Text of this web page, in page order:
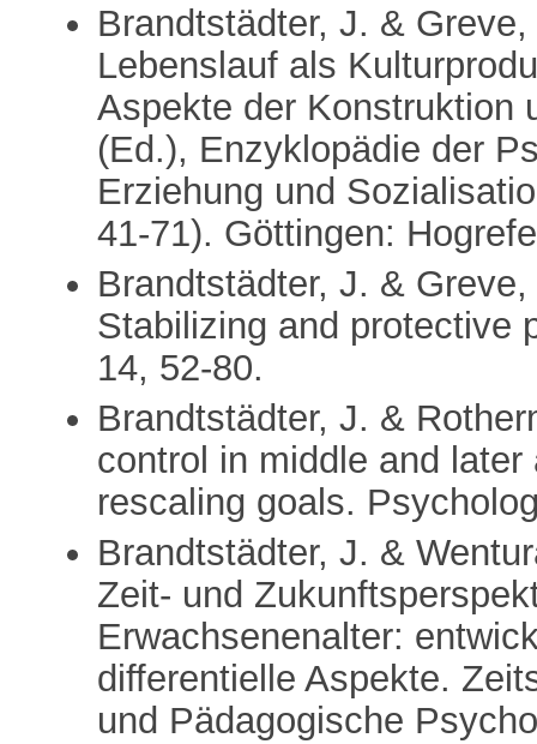
Brandtstädter, J. &
Lebenslauf als
Aspekte der Konstruktion
(Ed.), Enzyklopädie der
Erziehung und
41-71). Göttingen:
Brandtstädter, J. &
Stabilizing and protective
14, 52-80.
Brandtstädter, J. &
control in middle and
rescaling goals.
Brandtstädter, J. &
Zeit- und
Erwachsenenalter:
differentielle Aspekte.
und Pädagogische